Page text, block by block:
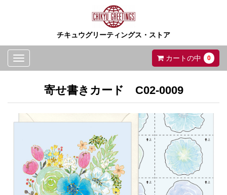
チキュウグリーティングス・ストア
Toggle
navigation
カートの中 0
寄せ書きカード C02-0009